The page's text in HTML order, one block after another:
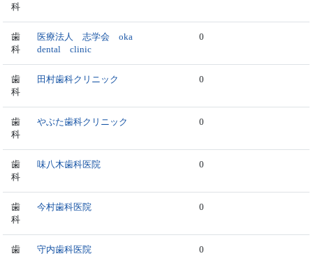
科
歯
科
医療法人 志学会 oka
dental clinic
0
歯
科
田村歯科クリニック 0
歯
科
やぶた歯科クリニック 0
歯
科
味八木歯科医院 0
歯
科
今村歯科医院 0
歯
守内歯科医院 0